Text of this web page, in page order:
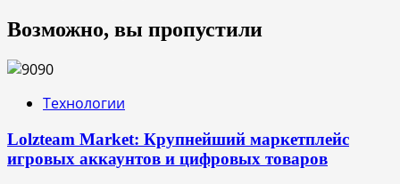
Возможно, вы пропустили
Технологии
Lolzteam Market: Крупнейший маркетплейс
игровых аккаунтов и цифровых товаров